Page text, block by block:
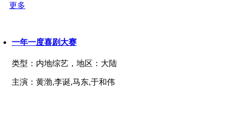
20231212
20231214
20231215
180331期
180401期
180402期
180320期
180321期
180322期
更多
一年一度喜剧大赛
类型： 内地综艺， 地区： 大陆
主演： 黄渤,李诞,马东,于和伟